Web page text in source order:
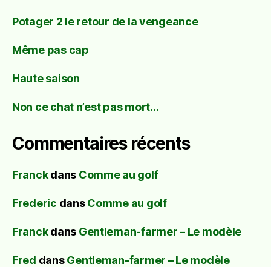
Potager 2 le retour de la vengeance
Même pas cap
Haute saison
Non ce chat n’est pas mort…
Commentaires récents
Franckdans Comme au golf
Frederic dansComme au golf
Franckdans Gentleman-farmer – Le modèle
Fred dansGentleman-farmer – Le modèle